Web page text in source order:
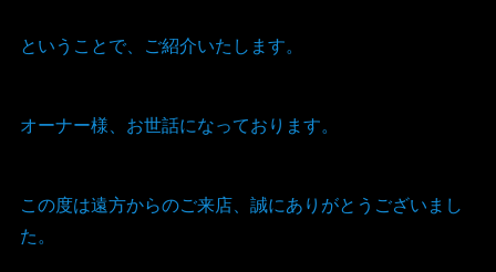
ということで、ご紹介いたします。
オーナー様、お世話になっております。
この度は遠方からのご来店、誠にありがとうございまし
た。